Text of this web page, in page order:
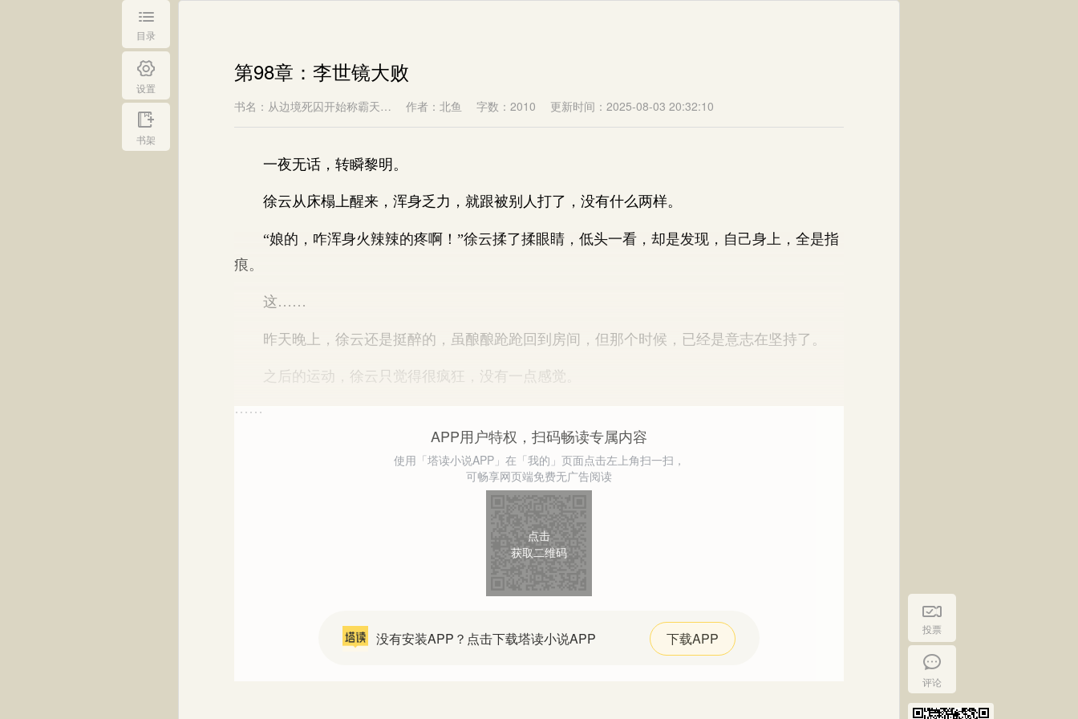
目录
设置
书架
投票
评论
第98章：李世镜大败
书名：从边境死囚开始称霸天… 作者：北鱼 字数：2010 更新时间：2025-08-03 20:32:10
一夜无话，转瞬黎明。
徐云从床榻上醒来，浑身乏力，就跟被别人打了，没有什么两样。
“娘的，咋浑身火辣辣的疼啊！”徐云揉了揉眼睛，低头一看，却是发现，自己身上，全是指
痕。
这……
昨天晚上，徐云还是挺醉的，虽酿酿跄跄回到房间，但那个时候，已经是意志在坚持了。
之后的运动，徐云只觉得很疯狂，没有一点感觉。
……
APP用户特权，扫码畅读专属内容
使用「塔读小说APP」在「我的」页面点击左上角扫一扫，
可畅享网页端免费无广告阅读
点击
获取二维码
没有安装APP？点击下载塔读小说APP 下载APP